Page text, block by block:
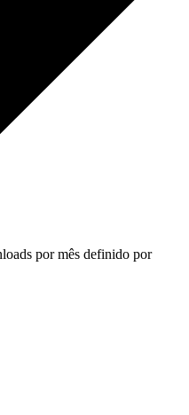
por mês definido por